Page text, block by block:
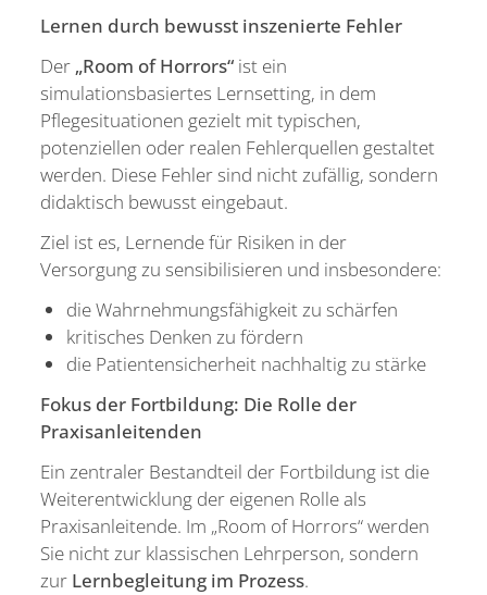
Lernen durch bewusst inszenierte Fehler
Der „Room of Horrors“ ist ein
simulationsbasiertes Lernsetting, in dem
Pflegesituationen gezielt mit typischen,
potenziellen oder realen Fehlerquellen gestaltet
werden. Diese Fehler sind nicht zufällig, sondern
didaktisch bewusst eingebaut.
Ziel ist es, Lernende für Risiken in der
Versorgung zu sensibilisieren und insbesondere:
die Wahrnehmungsfähigkeit zu schärfen
kritisches Denken zu fördern
die Patientensicherheit nachhaltig zu stärke
Fokus der Fortbildung: Die Rolle der
Praxisanleitenden
Ein zentraler Bestandteil der Fortbildung ist die
Weiterentwicklung der eigenen Rolle als
Praxisanleitende. Im „Room of Horrors“ werden
Sie nicht zur klassischen Lehrperson, sondern
zur Lernbegleitung im Prozess.